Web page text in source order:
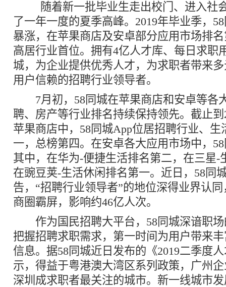
随着新一批毕业生走出校门、进入社
了一年一度的夏季高峰。2019年毕业季，
暴涨，在苹果商店及安卓部分应用市场排
高居行业首位。拥有4亿人才库、每日求职
城，为企业提供优秀人才，为求职者带来
用户信赖的招聘行业领导者。
7月初，58同城在苹果商店和安卓等各
聘、房产等行业排名持续保持领先。截止到
苹果商店中，58同城App位居招聘行业、生
一，总榜第四。在安卓各大应用市场中，
其中，在华为-便捷生活排名第二，在三星-
在豌豆荚-生活休闲排名第一。近日，58同
告，“招聘行业领导者”的地位深得业界认
商圈霸屏，影响约46亿人次。
作为国民招聘大平台，58同城深谙职场
把握招聘求职需求，第一时间为用户带来
信息。据58同城近日发布的《2019二季度
示，得益于粤港澳大湾区系列政策，广州
深圳成求职者最关注的城市。新一线城市